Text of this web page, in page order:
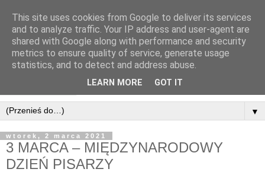
▼
wtorek, 2 marca 2021
3 MARCA – MIĘDZYNARODOWY
DZIEŃ PISARZY
This site uses cookies from Google to deliver its services
and to analyze traffic. Your IP address and user-agent are
shared with Google along with performance and security
metrics to ensure quality of service, generate usage
statistics, and to detect and address abuse.
LEARN MORE GOT IT